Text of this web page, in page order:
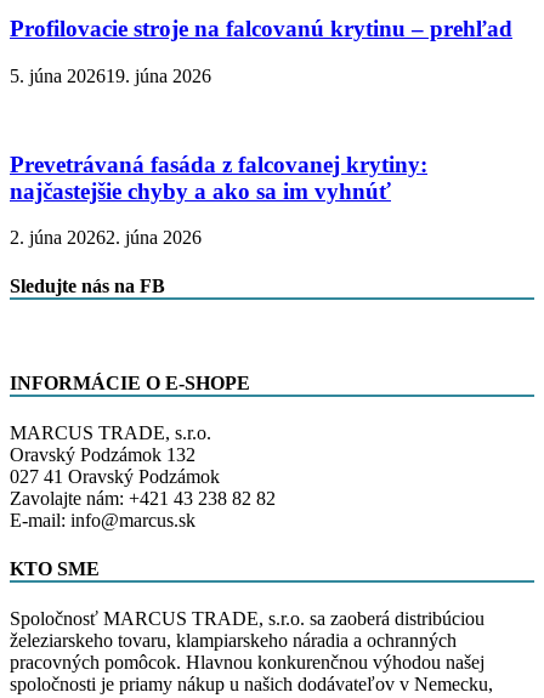
Profilovacie stroje na falcovanú krytinu – prehľad
5. júna 202619. júna 2026
Prevetrávaná fasáda z falcovanej krytiny:
najčastejšie chyby a ako sa im vyhnúť
2. júna 20262. júna 2026
Sledujte nás na FB
INFORMÁCIE O E-SHOPE
MARCUS TRADE, s.r.o.
Oravský Podzámok 132
027 41 Oravský Podzámok
Zavolajte nám: +421 43 238 82 82
E-mail: info@marcus.sk
KTO SME
Spoločnosť MARCUS TRADE, s.r.o. sa zaoberá distribúciou
železiarskeho tovaru, klampiarskeho náradia a ochranných
pracovných pomôcok. Hlavnou konkurenčnou výhodou našej
spoločnosti je priamy nákup u našich dodávateľov v Nemecku,